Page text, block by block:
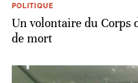
POLITIQUE
Un volontaire du Corps
de mort